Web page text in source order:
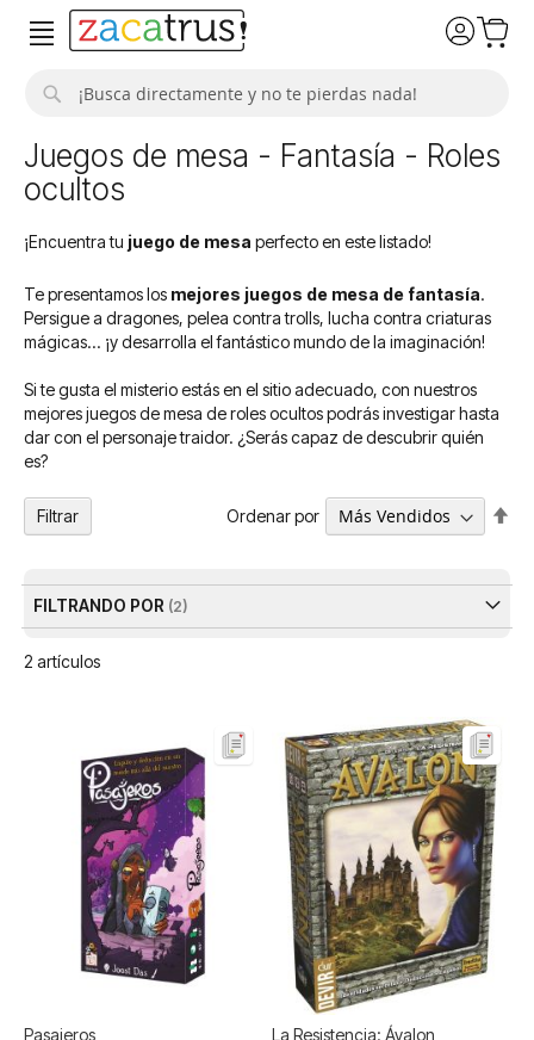
Juegos de mesa - Fantasía - Roles
ocultos
¡Encuentra tu juego de mesa perfecto en este listado!
Te presentamos los mejores juegos de mesa de fantasía.
Persigue a dragones, pelea contra trolls, lucha contra criaturas
mágicas... ¡y desarrolla el fantástico mundo de la imaginación!
Si te gusta el misterio estás en el sitio adecuado, con nuestros
mejores juegos de mesa de roles ocultos podrás investigar hasta
dar con el personaje traidor. ¿Serás capaz de descubrir quién
es?
2 artículos
Ordenar por
Pasajeros
La Resistencia: Ávalon
Filtrar
FILTRANDO POR